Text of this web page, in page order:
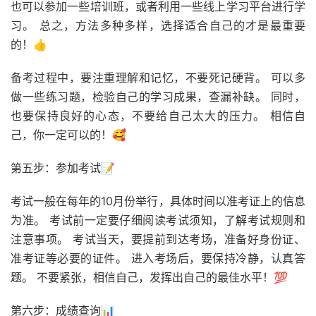
也可以参加一些培训班，或者利用一些线上学习平台进行学
习。 总之，方法多种多样，选择适合自己的才是最重要
的！👍
备考过程中，要注重理解和记忆，不要死记硬背。 可以多
做一些练习题，检验自己的学习成果，查漏补缺。 同时，
也要保持良好的心态，不要给自己太大的压力。 相信自
己，你一定可以的！🥰
第五步：参加考试📝
考试一般在每年的10月份举行，具体时间以准考证上的信息
为准。 考试前一定要仔细阅读考试须知，了解考试规则和
注意事项。 考试当天，要提前到达考场，准备好身份证、
准考证等必要的证件。 进入考场后，要保持冷静，认真答
题。 不要紧张，相信自己，发挥出自己的最佳水平！💯
第六步：成绩查询📊